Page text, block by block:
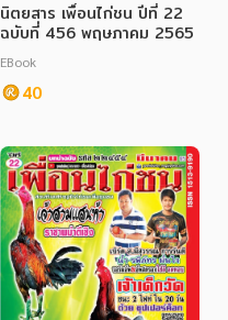
นิตยสาร เพื่อนไก่ชน ปีที่ 22
ฉบับที่ 456 พฤษภาคม 2565
EBook
40